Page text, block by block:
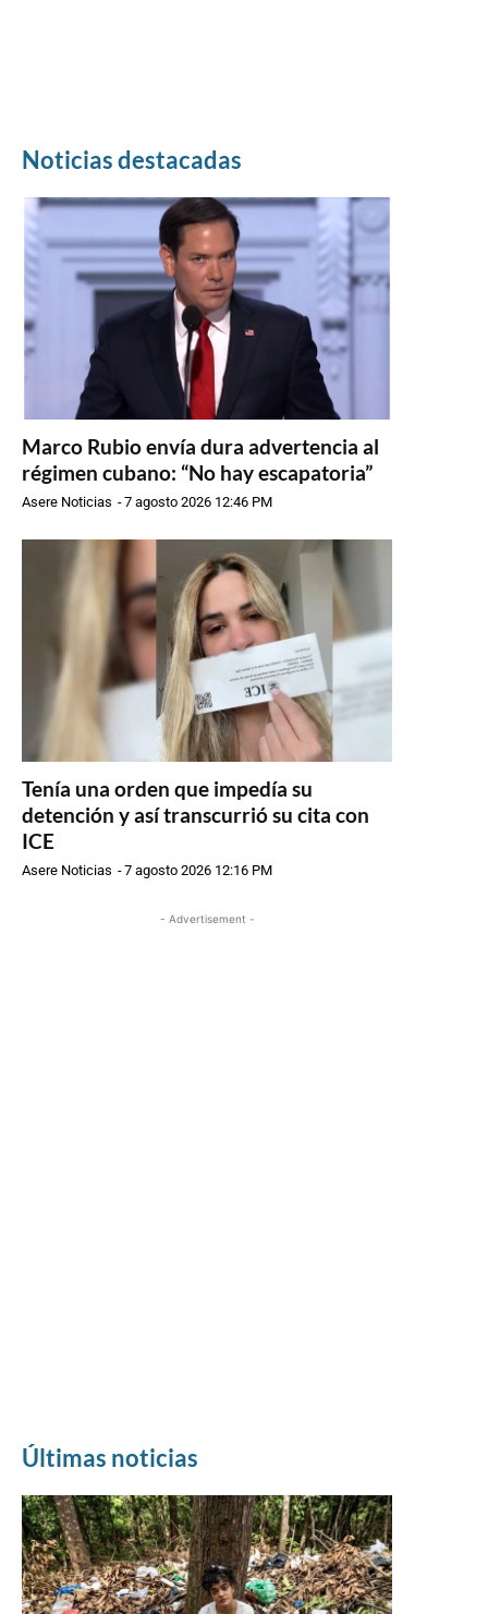
Noticias destacadas
Marco Rubio envía dura advertencia al
régimen cubano: “No hay escapatoria”
Asere Noticias -7 agosto 2026 12:46 PM
Tenía una orden que impedía su
detención y así transcurrió su cita con
ICE
Asere Noticias -7 agosto 2026 12:16 PM
- Advertisement -
Últimas noticias